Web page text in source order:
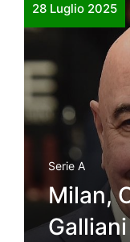
28 Luglio 2025
Serie A
Milan,